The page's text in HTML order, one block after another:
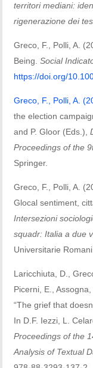
territori mediani:
rigenerazione dei
Greco, F., Polli, A.
Being.Social
https://doi.org/
Greco, F., Polli, A.
the election
and P. Gloor (Eds.),
Proceedings of the
Springer.
Greco, F., Polli, A.
Glocal sentiment,
Intersezioni
squadr: Italia a due
Universitarie
Laricchiuta, D.,
Picerni, E.,
“The grief that
In D.F. Iezzi, L.
Proceedings of the
Analysis of Textual